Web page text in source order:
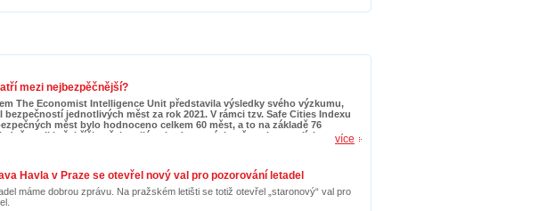
mezi nejbezpěčnější?
The Economist Intelligence Unit představila výsledky svého výzkumu,
bezpečností jednotlivých měst za rok 2021. V rámci tzv. Safe Cities Indexu
měst bylo hodnoceno celkem 60 měst, a to na základě 76
vznikly žebříčky těch nejlépe hodnocených měst v kategoriích
více
Havla v Praze se otevřel nový val pro pozorování letadel
máme dobrou zprávu. Na pražském letišti se totiž otevřel „staronový“ val pro